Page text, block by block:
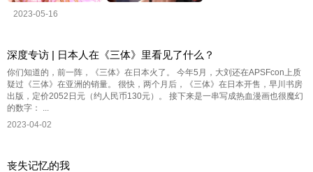
2023-05-16
深度专访 | 日本人在《三体》里看见了什么？
你们知道的，前一阵，《三体》在日本火了。 今年5月，大刘还在APSFcon上质
疑过《三体》在亚洲的销量。 很快，两个月后，《三体》在日本开售，早川书房
出版，定价2052日元（约人民币130元）。 接下来是一串写成热血漫画也很魔幻
的数字： ...
2023-04-02
丧失记忆的我